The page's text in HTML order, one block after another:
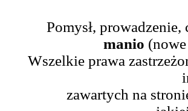
Pomysł,
manio
Wszelkie prawa
zawartych na